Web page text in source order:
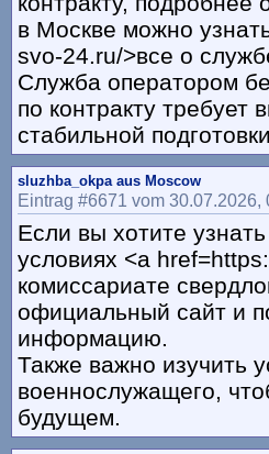
в Москве можно
svo-24.ru/>все о
Служба оператором
по контракту требует
стабильной
sluzhba_okpa aus Moscow
Eintrag #6671 vom 30.07.2026,
Если вы хотите
условиях <a
комиссариате
официальный сайт и
информацию.
Также важно изучить
военнослужащего,
будущем.